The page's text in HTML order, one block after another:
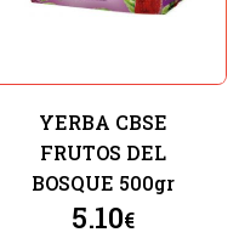
YERBA CBSE
FRUTOS DEL
BOSQUE 500gr
5.10€